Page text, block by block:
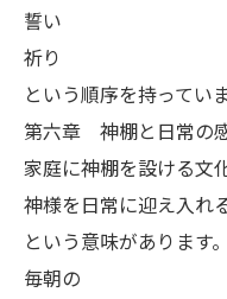
誓い
祈り
という順序を持っていま
第六章 神棚と日常の
家庭に神棚を設ける文
神様を日常に迎え入れ
という意味があります。
毎朝の